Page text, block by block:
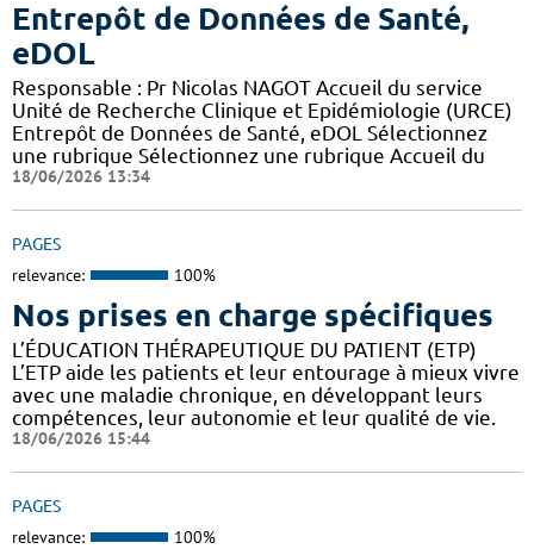
Entrepôt de Données de Santé,
eDOL
Responsable : Pr Nicolas NAGOT Accueil du service
Unité de Recherche Clinique et Epidémiologie (URCE)
Entrepôt de Données de Santé, eDOL Sélectionnez
une rubrique Sélectionnez une rubrique Accueil du
18/06/2026 13:34
PAGES
relevance: 100%
Nos prises en charge spécifiques
L’ÉDUCATION THÉRAPEUTIQUE DU PATIENT (ETP)
L’ETP aide les patients et leur entourage à mieux vivre
avec une maladie chronique, en développant leurs
compétences, leur autonomie et leur qualité de vie.
18/06/2026 15:44
PAGES
relevance: 100%